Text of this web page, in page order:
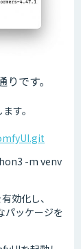
です。
す。
-m venv
効化し、
ッケージを